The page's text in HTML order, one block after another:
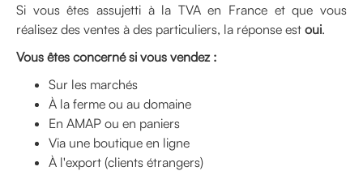
Si vous êtes assujetti à la TVA en France et que vous
réalisez des ventes à des particuliers, la réponse est oui.
Vous êtes concerné si vous vendez :
Sur les marchés
À la ferme ou au domaine
En AMAP ou en paniers
Via une boutique en ligne
À l'export (clients étrangers)